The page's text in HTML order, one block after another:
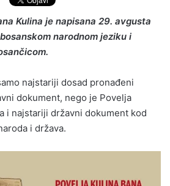
Kulina je napisana 29. avgusta
narodnom jeziku i
najstariji dosad pronađeni
dokument, nego je Povelja
i najstariji državni dokument kod
i država.